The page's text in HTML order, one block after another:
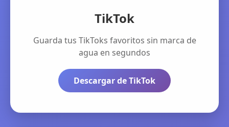
TikTok
Guarda tus TikToks favoritos sin marca de
agua en segundos
Descargar de TikTok